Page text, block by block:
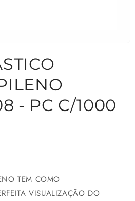
- PC C/1000
TEM COMO
VISUALIZAÇÃO DO